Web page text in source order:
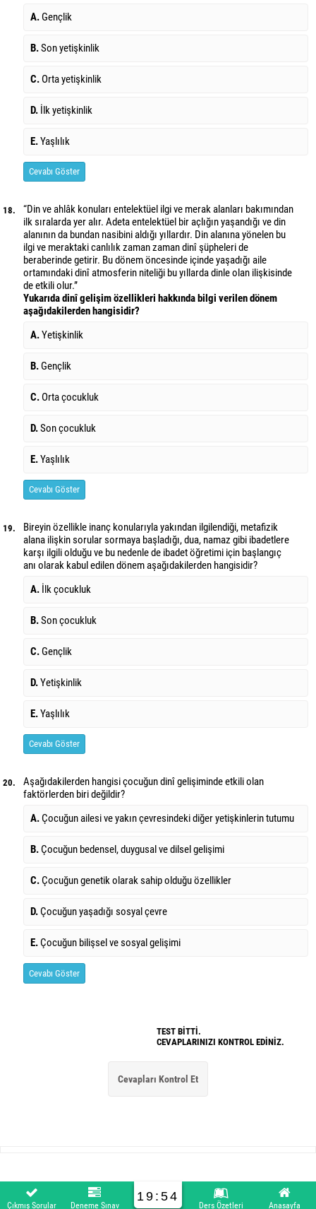
A.Gençlik
B.Son yetişkinlik
C. Orta yetişkinlik
D. İlk yetişkinlik
E.Yaşlılık
Cevabı Göster
18.
“Din ve ahlâk konuları entelektüel ilgi ve merak alanları bakımından
ilk sıralarda yer alır. Adeta entelektüel bir açlığın yaşandığı ve din
alanının da bundan nasibini aldığı yıllardır. Din alanına yönelen bu
ilgi ve meraktaki canlılık zaman zaman dinî şüpheleri de
beraberinde getirir. Bu dönem öncesinde içinde yaşadığı aile
ortamındaki dinî atmosferin niteliği bu yıllarda dinle olan ilişkisinde
de etkili olur.”
Yukarıda dinî gelişim özellikleri hakkında bilgi verilen dönem
aşağıdakilerden hangisidir?
A.Yetişkinlik
B.Gençlik
C. Orta çocukluk
D.Son çocukluk
E.Yaşlılık
Cevabı Göster
19.
Bireyin özellikle inanç konularıyla yakından ilgilendiği, metafizik
alana ilişkin sorular sormaya başladığı, dua, namaz gibi ibadetlere
karşı ilgili olduğu ve bu nedenle de ibadet öğretimi için başlangıç
anı olarak kabul edilen dönem aşağıdakilerden hangisidir?
A. İlk çocukluk
B.Son çocukluk
C.Gençlik
D.Yetişkinlik
E.Yaşlılık
Cevabı Göster
20.
Aşağıdakilerden hangisi çocuğun dinî gelişiminde etkili olan
faktörlerden biri değildir?
A.Çocuğun ailesi ve yakın çevresindeki diğer yetişkinlerin tutumu
B.Çocuğun bedensel, duygusal ve dilsel gelişimi
C.Çocuğun genetik olarak sahip olduğu özellikler
D.Çocuğun yaşadığı sosyal çevre
E.Çocuğun bilişsel ve sosyal gelişimi
Cevabı Göster
TEST BİTTİ.
CEVAPLARINIZI KONTROL EDİNİZ.
Çıkmış Sorular Deneme Sınav
19:54
Ders Özetleri Anasayfa